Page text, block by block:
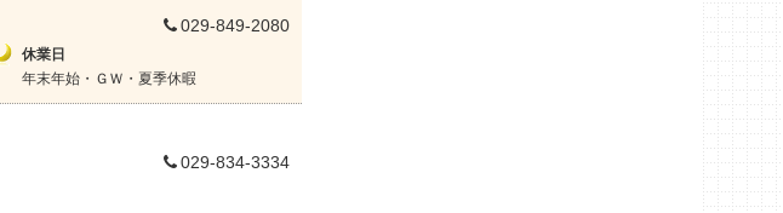
029-849-2080
休業日
年末年始・ＧＷ・夏季休暇
029-834-3334